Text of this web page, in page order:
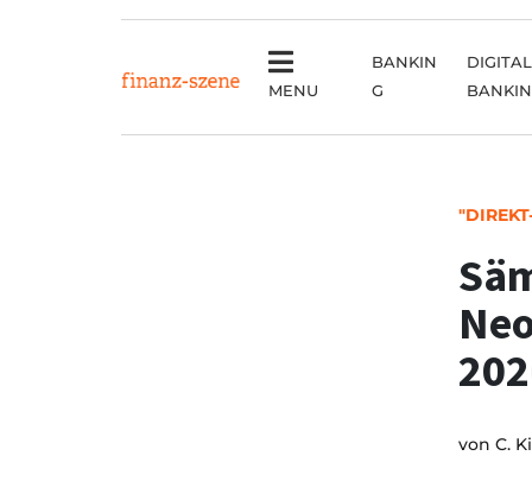
MENU
BANKIN
G
DIGITAL
von C.